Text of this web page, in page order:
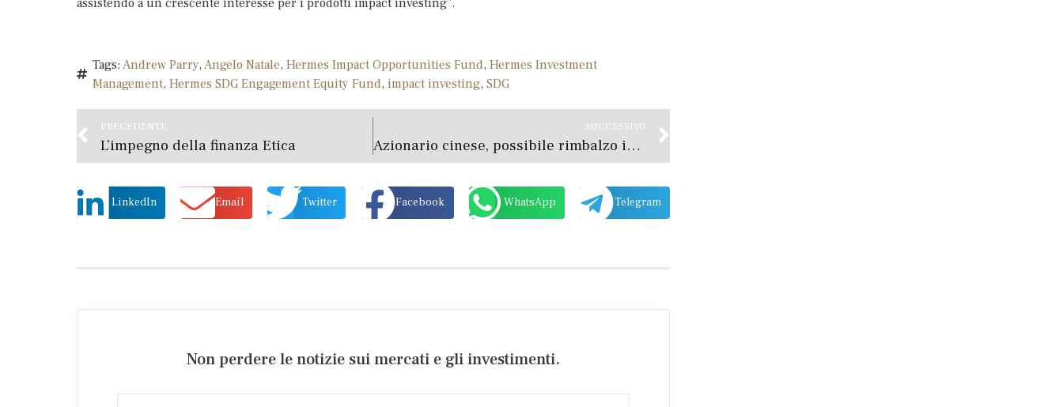
Tags: Andrew Parry, Angelo Natale, Hermes Impact Opportunities Fund, Hermes Investment
Management, Hermes SDG Engagement Equity Fund, impact investing, SDG
PRECEDENTE
L’impegno della finanza Etica
SUCCESSIVO
Azionario cinese, possibile rimbalzo in vista
LinkedIn Email Twitter Facebook WhatsApp Telegram
Non perdere le notizie sui mercati e gli investimenti.